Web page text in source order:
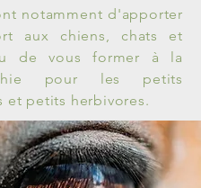
notamment d'apporter
aux chiens, chats et
de vous former à la
pour les petits
et petits herbivores.